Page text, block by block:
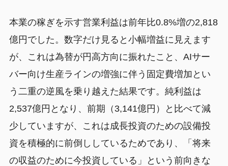
本業の稼ぎを示す営業利益は前年比0.8%増の2,818
億円でした。数字だけ見ると小幅増益に見えます
が、これは為替が円高方向に振れたこと、AIサー
バー向け生産ラインの増強に伴う固定費増加とい
う二重の逆風を乗り越えた結果です。純利益は
2,537億円となり、前期（3,141億円）と比べて減
少していますが、これは成長投資のための設備投
資を積極的に前倒ししているためであり、「将来
の収益のために今投資している」という前向きな